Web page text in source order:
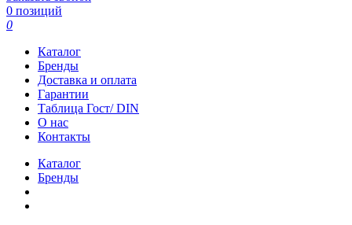
0 позиций
0
Каталог
Бренды
Доставка и оплата
Гарантии
Таблица Гост/ DIN
О нас
Контакты
Каталог
Бренды